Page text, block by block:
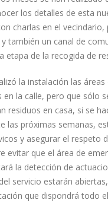
los detalles de esta
charlas en el
también un canal de
etapa de la recogida de
la instalación las
la calle, pero que sólo
residuos en casa, si se
las próximas semanas,
y asegurar el respeto
evitar que el área de
la detección de
servicio estarán
que dispondrá todo